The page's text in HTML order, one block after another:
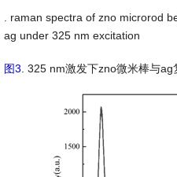
. raman spectra of zno microrod
ag under 325 nm excitation
图3 . 325 nm激发下zno微米棒与